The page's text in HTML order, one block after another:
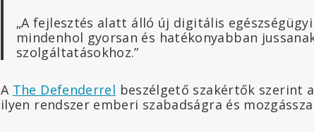
„A fejlesztés alatt álló új digitális
mindenhol gyorsan és hatékonyabban
szolgáltatásokhoz.”
A The Defenderrel beszélgető szakértők szerint
ilyen rendszer emberi szabadságra és